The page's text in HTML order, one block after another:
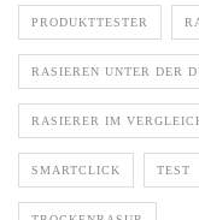
PRODUKTTESTER
RASIEREN UNTER DER
RASIERER IM
SMARTCLICK TEST